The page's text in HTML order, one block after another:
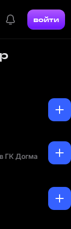
войти
ГК Догма